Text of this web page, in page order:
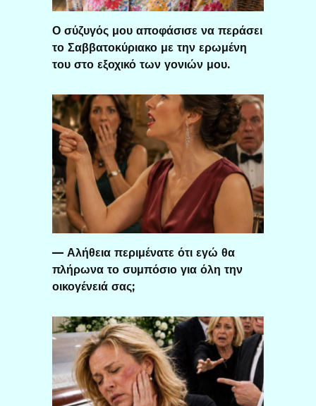
Ο σύζυγός μου αποφάσισε να περάσει
το Σαββατοκύριακο με την ερωμένη
του στο εξοχικό των γονιών μου.
— Αλήθεια περιμένατε ότι εγώ θα
πλήρωνα το συμπόσιο για όλη την
οικογένειά σας;